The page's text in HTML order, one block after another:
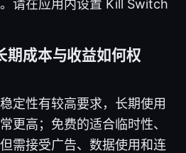
请在应用内设置 Kill Switch
期成本与收益如何权
定性有较高要求，长期使用
更高；免费的适合临时性、
需接受广告、数据使用和连